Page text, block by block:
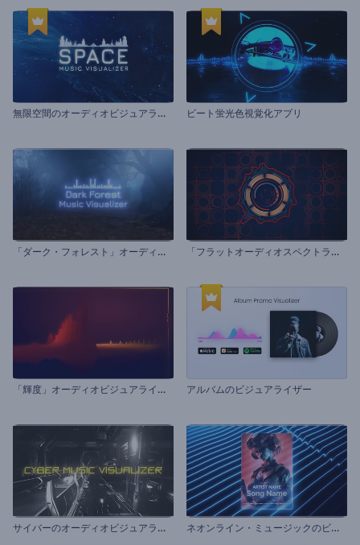
無
限空間のオーディオビジュアライザー ビート蛍光色視覚化アプリ
「
ダーク・フォレスト」オーディオビジュアライザー 「
フラットオーディオスペクトラム」オーディオビジュアライザー
「
輝度」オーディオビジュアライザー アルバムのビジュアライザー
サ
イバーのオーディオビジュアライザー ネ
オンライン・ミュージックのビジュアライザー